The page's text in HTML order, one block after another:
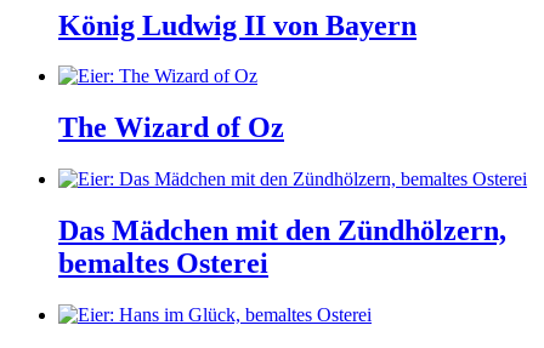
König Ludwig II von Bayern
The Wizard of Oz
Das Mädchen mit den Zündhölzern,
bemaltes Osterei